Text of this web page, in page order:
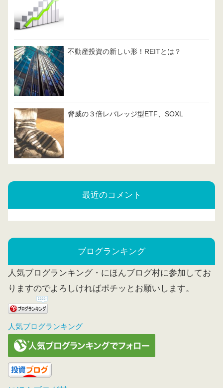
不動産投資の新しい形！REITとは？
脅威の３倍レバレッジ型ETF、SOXL
最近のコメント
ブログランキング
人気ブログランキング・にほんブログ村に参加してお
りますのでよろしければポチッとお願いします。
人気ブログランキング